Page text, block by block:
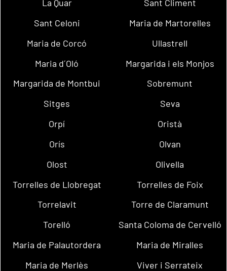
La Quar
Sant Climent
Sant Celoni
Maria de Martorelles
Maria de Corcó
Ullastrell
Maria d´Oló
Margarida i els Monjos
Margarida de Montbui
Sobremunt
Sitges
Seva
Orpí
Oristà
Orís
Olvan
Olost
Olivella
Torrelles de Llobregat
Torrelles de Foix
Torrelavit
Torre de Claramunt
Torelló
Santa Coloma de Cervelló
Maria de Palautordera
Maria de Miralles
Maria de Merlès
Viver i Serrateix